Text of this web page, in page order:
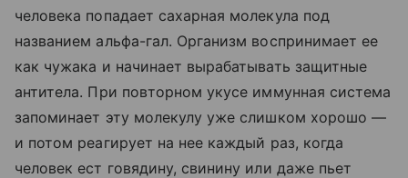
человека попадает сахарная молекула под
названием альфа-гал. Организм воспринимает ее
как чужака и начинает вырабатывать защитные
антитела. При повторном укусе иммунная система
запоминает эту молекулу уже слишком хорошо —
и потом реагирует на нее каждый раз, когда
человек ест говядину, свинину или даже пьет